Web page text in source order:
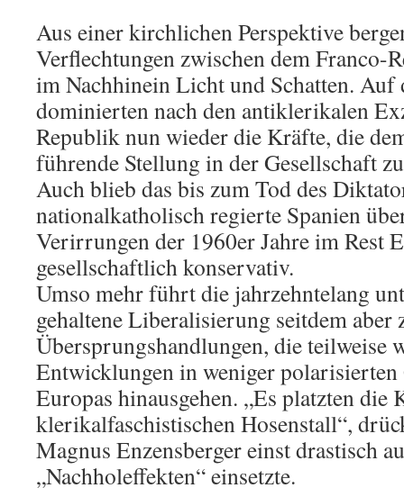
Aus einer kirchlichen Perspektive
Verflechtungen zwischen dem Franco-
im Nachhinein Licht und Schatten. Auf
dominierten nach den antiklerikalen
Republik nun wieder die Kräfte, die
führende Stellung in der Gesellschaft
Auch blieb das bis zum Tod des
nationalkatholisch regierte Spanien
Verirrungen der 1960er Jahre im Rest
gesellschaftlich konservativ.
Umso mehr führt die jahrzehntelang
gehaltene Liberalisierung seitdem aber
Übersprungshandlungen, die teilweise
Entwicklungen in weniger polarisierten
Europas hinausgehen. „Es platzten die
klerikalfaschistischen Hosenstall“,
Magnus Enzensberger einst drastisch
„Nachholeffekten“ einsetzte.